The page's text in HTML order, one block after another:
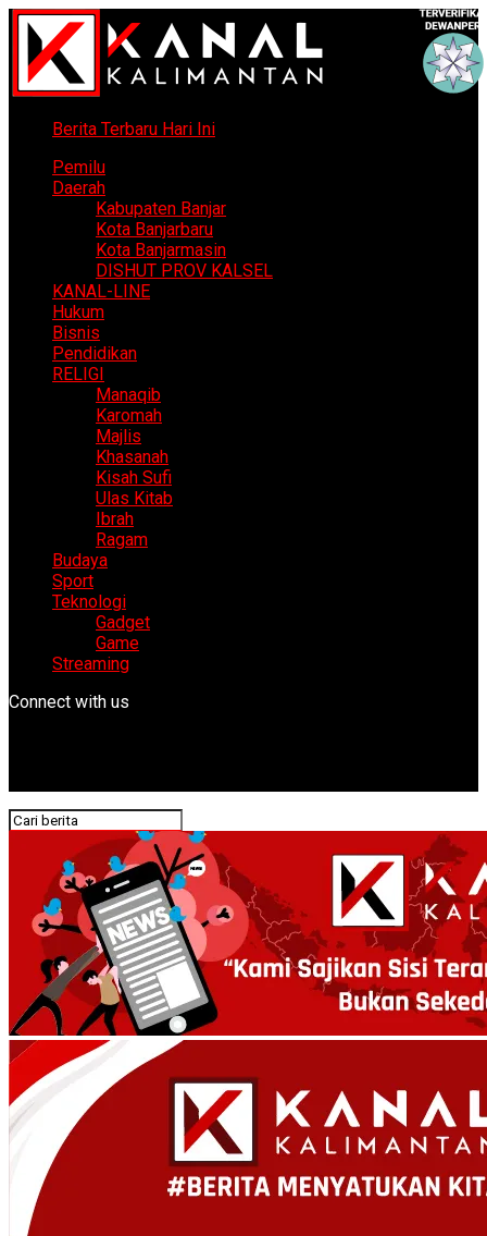
Berita Terbaru Hari Ini
Pemilu
Daerah
Kabupaten Banjar
Kota Banjarbaru
Kota Banjarmasin
DISHUT PROV KALSEL
KANAL-LINE
Hukum
Bisnis
Pendidikan
RELIGI
Manaqib
Karomah
Majlis
Khasanah
Kisah Sufi
Ulas Kitab
Ibrah
Ragam
Budaya
Sport
Teknologi
Gadget
Game
Streaming
Connect with us